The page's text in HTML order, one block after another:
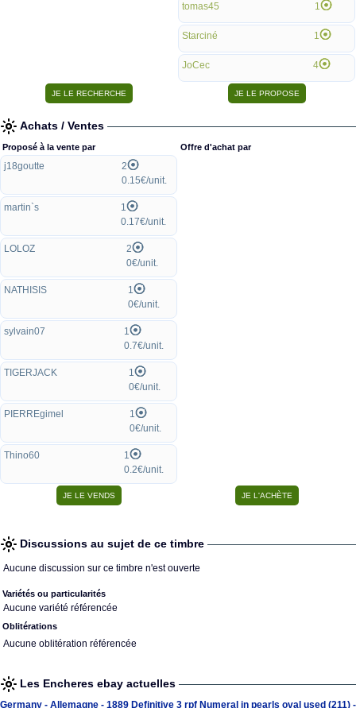
tomas45 1
Starciné 1
JoCec 4
Achats / Ventes
Proposé à la vente par
j18goutte
2
0.15€/unit.
martin`s
1
0.17€/unit.
LOLOZ
2
0€/unit.
NATHISIS
1
0€/unit.
sylvain07
1
0.7€/unit.
TIGERJACK
1
0€/unit.
PIERREgimel
1
0€/unit.
Thino60
1
0.2€/unit.
Offre d'achat par
Discussions au sujet de ce timbre
Aucune discussion sur ce timbre n'est ouverte
Variétés ou particularités
Aucune variété référencée
Oblitérations
Aucune oblitération référencée
Les Encheres ebay actuelles
Germany - Allemagne - 1889 Definitive 3 rpf Numeral in pearls oval used (211) -